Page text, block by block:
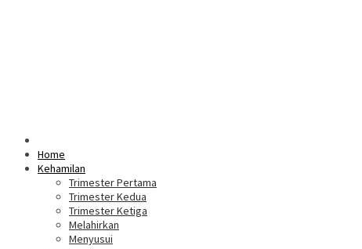
Home
Kehamilan
Trimester Pertama
Trimester Kedua
Trimester Ketiga
Melahirkan
Menyusui